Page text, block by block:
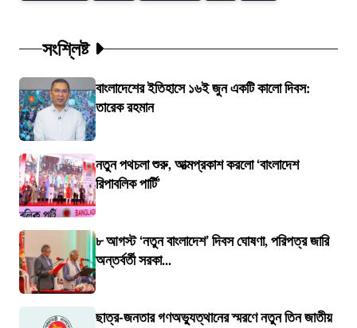
সংশ্লিষ্ট
বাংলাদেশের ইতিহাসে ১৬ই জুন একটি কালো দিবস:
তারেক রহমান
নতুন পথচলা শুরু, আত্মপ্রকাশ করলো ‘বাংলাদেশ
রিপাবলিক পার্টি’
৮ আগস্ট ‘নতুন বাংলাদেশ’ দিবস ঘোষণা, পরিপত্র জারি
অন্তর্বর্তী সরকা...
ছাত্র-জনতার গণঅভ্যুত্থানের স্মরণে নতুন তিন জাতীয়